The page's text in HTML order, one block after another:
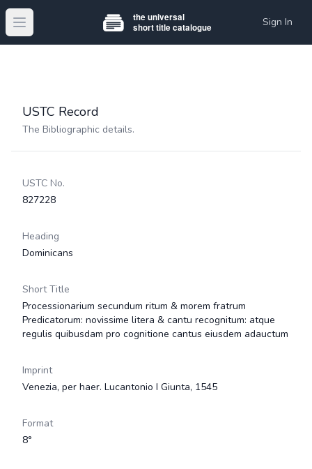
Open main menu Sign In
USTC Record
The Bibliographic details.
USTC No.
827228
Heading
Dominicans
Short Title
Processionarium secundum ritum & morem fratrum
Predicatorum: novissime litera & cantu recognitum: atque
regulis quibusdam pro cognitione cantus eiusdem adauctum
Imprint
Venezia, per haer. Lucantonio I Giunta, 1545
Format
8°